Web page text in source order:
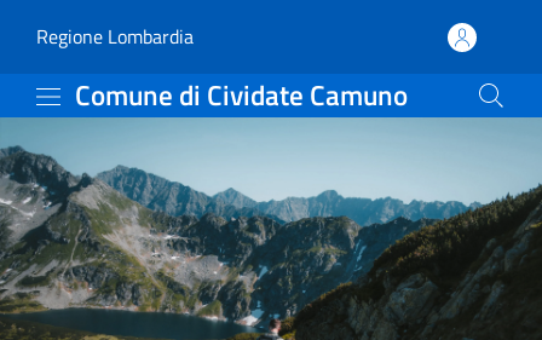
Turismo | Comune di
Regione Lombardia(apre in un'altra scheda).
Comune di Cividate Camuno